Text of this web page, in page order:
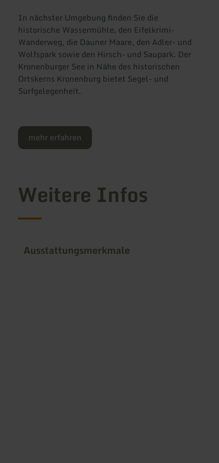
In nächster Umgebung finden Sie die
historische Wassermühle, den Eifelkrimi-
Wanderweg, die Dauner Maare, den Adler- und
Wolfspark sowie den Hirsch- und Saupark. Der
Kronenburger See in Nähe des historischen
Ortskerns Kronenburg bietet Segel- und
Surfgelegenheit.
mehr erfahren
Weitere Infos
Ausstattungsmerkmale